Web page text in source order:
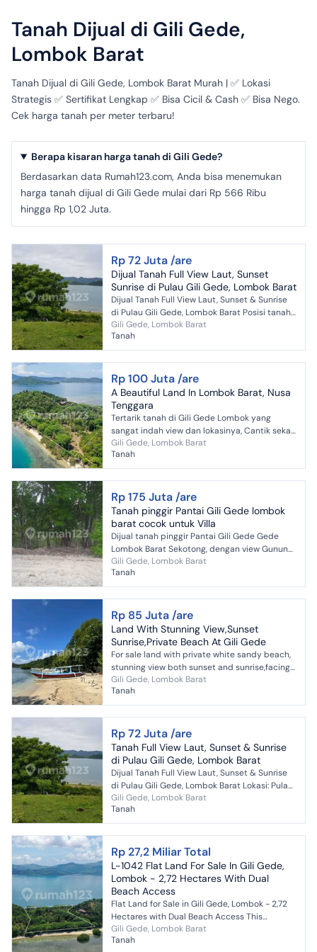
Tanah Dijual di Gili Gede,
Lombok Barat
Tanah Dijual di Gili Gede, Lombok Barat Murah | ✅ Lokasi
Strategis ✅ Sertifikat Lengkap ✅ Bisa Cicil & Cash ✅ Bisa Nego.
Cek harga tanah per meter terbaru!
Berapa kisaran harga tanah di Gili Gede?
Berdasarkan data Rumah123.com, Anda bisa menemukan
harga tanah dijual di Gili Gede mulai dari Rp 566 Ribu
hingga Rp 1,02 Juta.
Rp 72 Juta /are
Dijual Tanah Full View Laut, Sunset
Sunrise di Pulau Gili Gede, Lombok Barat
Dijual Tanah Full View Laut, Sunset & Sunrise
di Pulau Gili Gede, Lombok Barat Posisi tanah
di bukit landai & berada di ketinggian 30 - 40
MDPL Al...
Gili Gede, Lombok Barat
Tanah
Rp 100 Juta /are
A Beautiful Land In Lombok Barat, Nusa
Tenggara
Tertarik tanah di Gili Gede Lombok yang
sangat indah view dan lokasinya, Cantik sekali
ada dapat 2 Sunset & Sunrise, Satu pulau Gili
Gede Lombok Be...
Gili Gede, Lombok Barat
Tanah
Rp 175 Juta /are
Tanah pinggir Pantai Gili Gede lombok
barat cocok untuk Villa
Dijual tanah pinggir Pantai Gili Gede Gede
Lombok Barat Sekotong, dengan view Gunung
Agung Bali, Lua tanah 274000 ( 2,7 ha), terdiri
dari 2 sertifi...
Gili Gede, Lombok Barat
Tanah
Rp 85 Juta /are
Land With Stunning View,Sunset
Sunrise,Private Beach At Gili Gede
For sale land with private white sandy beach,
stunning view both sunset and sunrise,facing
ocean,rare item,cheap,suitable for exclussive
complex vi...
Gili Gede, Lombok Barat
Tanah
Rp 72 Juta /are
Tanah Full View Laut, Sunset & Sunrise
di Pulau Gili Gede, Lombok Barat
Dijual Tanah Full View Laut, Sunset & Sunrise
di Pulau Gili Gede, Lombok Barat Lokasi: Pulau
Gili Gede, Lombok Barat, Nusa Tenggara Barat
Posisi t...
Gili Gede, Lombok Barat
Tanah
Rp 27,2 Miliar Total
L-1042 Flat Land For Sale In Gili Gede,
Lombok - 2,72 Hectares With Dual
Beach Access
Flat Land for Sale in Gili Gede, Lombok - 2,72
Hectares with Dual Beach Access This
stunning 2,72-hectare flat land is located on
the west side of ...
Gili Gede, Lombok Barat
Tanah